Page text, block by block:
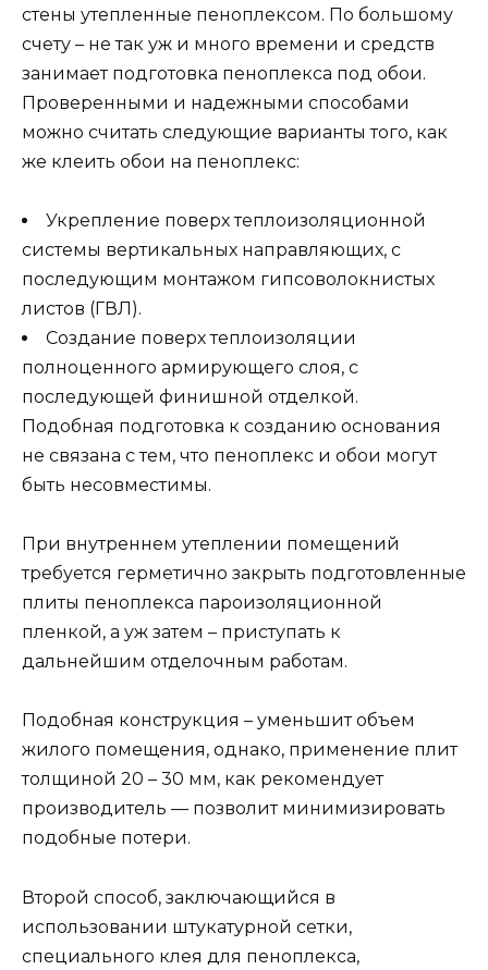
стены утепленные пеноплексом. По большому
счету – не так уж и много времени и средств
занимает подготовка пеноплекса под обои.
Проверенными и надежными способами
можно считать следующие варианты того, как
же клеить обои на пеноплекс:
Укрепление поверх теплоизоляционной
системы вертикальных направляющих, с
последующим монтажом гипсоволокнистых
листов (ГВЛ).
Создание поверх теплоизоляции
полноценного армирующего слоя, с
последующей финишной отделкой.
Подобная подготовка к созданию основания
не связана с тем, что пеноплекс и обои могут
быть несовместимы.
При внутреннем утеплении помещений
требуется герметично закрыть подготовленные
плиты пеноплекса пароизоляционной
пленкой, а уж затем – приступать к
дальнейшим отделочным работам.
Подобная конструкция – уменьшит объем
жилого помещения, однако, применение плит
толщиной 20 – 30 мм, как рекомендует
производитель — позволит минимизировать
подобные потери.
Второй способ, заключающийся в
использовании штукатурной сетки,
специального клея для пеноплекса,